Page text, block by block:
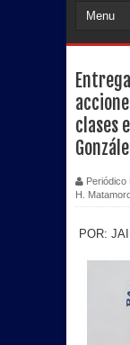
clases
Periódico
H.
POR: